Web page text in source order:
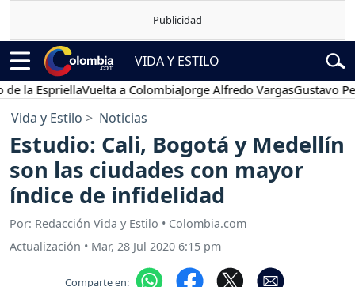
VIDA Y ESTILO
Vuelta a ColombiaJorge Alfredo VargasGustavo Petro
Vida y Estilo Noticias
Estudio: Cali, Bogotá y Medellín
son las ciudades con mayor
índice de infidelidad
Por: Redacción Vida y Estilo • Colombia.com
Actualización • Mar, 28 Jul 2020 6:15 pm
Comparte en: